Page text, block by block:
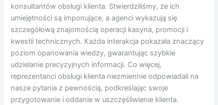
konsultantów obsługi klienta. Stwierdziliśmy, że ich
umiejętności są imponujące, a agenci wykazują się
szczegółową znajomością operacji kasyna, promocji i
kwestii technicznych. Każda interakcja pokazała znaczący
poziom opanowania wiedzy, gwarantując szybkie
udzielanie precyzyjnych informacji. Co więcej,
reprezentanci obsługi klienta niezmiennie odpowiadali na
nasze pytania z pewnością, podkreślając swoje
przygotowanie i oddanie w uszczęśliwienie klienta.